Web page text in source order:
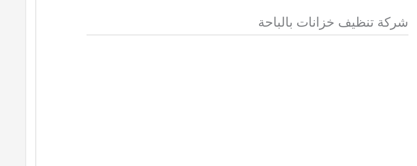
شركة تنظيف خزانات بالباحة